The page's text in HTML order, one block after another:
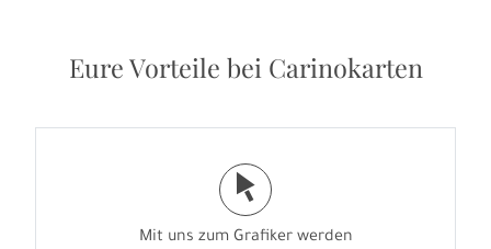
Eure Vorteile bei Carinokarten
j
Mit uns zum Grafiker werden